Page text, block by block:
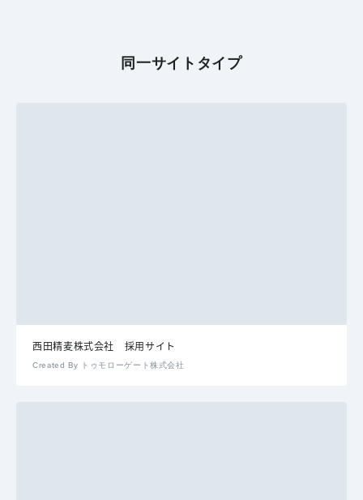
同一サイトタイプ
西田精麦株式会社 採用サイト
Created By トゥモローゲート株式会社